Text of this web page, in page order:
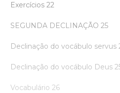
Exercícios 22
SEGUNDA DECLINAÇÃO 25
Declinação do vocábulo servus
Declinação do vocábulo Deus
Vocabulário 26